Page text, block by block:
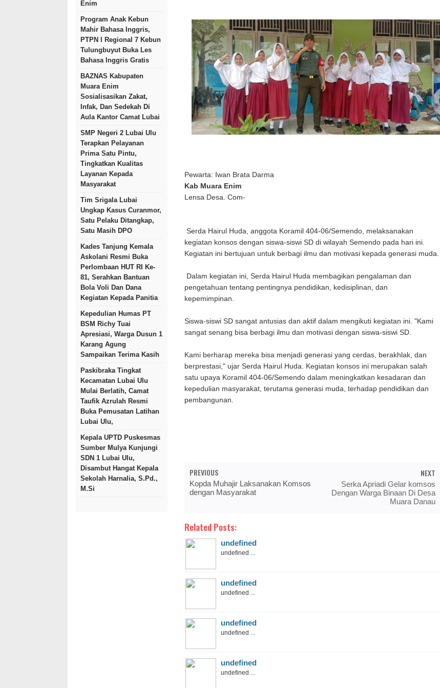
Enim
Program Anak Kebun
Mahir Bahasa Inggris,
PTPN I Regional 7 Kebun
Tulungbuyut Buka Les
Bahasa Inggris Gratis
BAZNAS Kabupaten
Muara Enim
Sosialisasikan Zakat,
Infak, Dan Sedekah Di
Aula Kantor Camat Lubai
SMP Negeri 2 Lubai Ulu
Terapkan Pelayanan
Prima Satu Pintu,
Tingkatkan Kualitas
Layanan Kepada
Masyarakat
Tim Srigala Lubai
Ungkap Kasus Curanmor,
Satu Pelaku Ditangkap,
Satu Masih DPO
Kades Tanjung Kemala
Askolani Resmi Buka
Perlombaan HUT RI Ke-
81, Serahkan Bantuan
Bola Voli Dan Dana
Kegiatan Kepada Panitia
Kepedulian Humas PT
BSM Richy Tuai
Apresiasi, Warga Dusun 1
Karang Agung
Sampaikan Terima Kasih
Paskibraka Tingkat
Kecamatan Lubai Ulu
Mulai Berlatih, Camat
Taufik Azrulah Resmi
Buka Pemusatan Latihan
Lubai Ulu,
Kepala UPTD Puskesmas
Sumber Mulya Kunjungi
SDN 1 Lubai Ulu,
Disambut Hangat Kepala
Sekolah Harnalia, S.Pd.,
M.Si
Pewarta: Iwan Brata Darma
Kab Muara Enim
Lensa Desa. Com-
Serda Hairul Huda, anggota Koramil 404-06/Semendo, melaksanakan
kegiatan konsos dengan siswa-siswi SD di wilayah Semendo pada hari ini.
Kegiatan ini bertujuan untuk berbagi ilmu dan motivasi kepada generasi muda.
Dalam kegiatan ini, Serda Hairul Huda membagikan pengalaman dan
pengetahuan tentang pentingnya pendidikan, kedisiplinan, dan
kepemimpinan.
Siswa-siswi SD sangat antusias dan aktif dalam mengikuti kegiatan ini. "Kami
sangat senang bisa berbagi ilmu dan motivasi dengan siswa-siswi SD.
Kami berharap mereka bisa menjadi generasi yang cerdas, berakhlak, dan
berprestasi," ujar Serda Hairul Huda. Kegiatan konsos ini merupakan salah
satu upaya Koramil 404-06/Semendo dalam meningkatkan kesadaran dan
kepedulian masyarakat, terutama generasi muda, terhadap pendidikan dan
pembangunan.
PREVIOUS
Kopda Muhajir Laksanakan Komsos
dengan Masyarakat
NEXT
Serka Apriadi Gelar komsos
Dengan Warga Binaan Di Desa
Muara Danau
Related Posts:
undefined
undefined ...
undefined
undefined ...
undefined
undefined ...
undefined
undefined ...